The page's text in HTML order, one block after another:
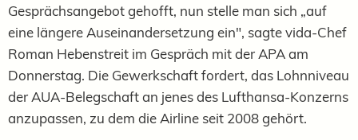
Gesprächsangebot gehofft, nun stelle man sich „auf
eine längere Auseinandersetzung ein", sagte vida-Chef
Roman Hebenstreit im Gespräch mit der APA am
Donnerstag. Die Gewerkschaft fordert, das Lohnniveau
der AUA-Belegschaft an jenes des Lufthansa-Konzerns
anzupassen, zu dem die Airline seit 2008 gehört.